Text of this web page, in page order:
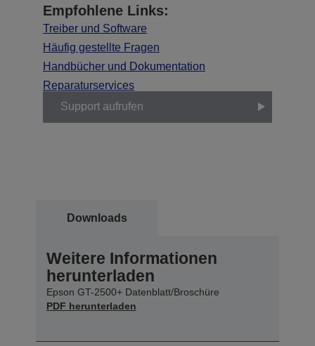
Empfohlene Links:
Treiber und Software
Häufig gestellte Fragen
Handbücher und Dokumentation
Reparaturservices
Support aufrufen
Downloads
Weitere Informationen
herunterladen
Epson GT-2500+ Datenblatt/Broschüre
PDF herunterladen